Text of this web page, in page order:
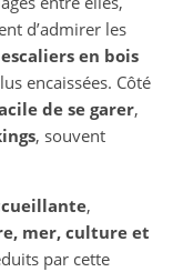
d’admirer les
escaliers en bois
encaissées. Côté
de se garer,
, souvent
,
mer, culture et
par cette